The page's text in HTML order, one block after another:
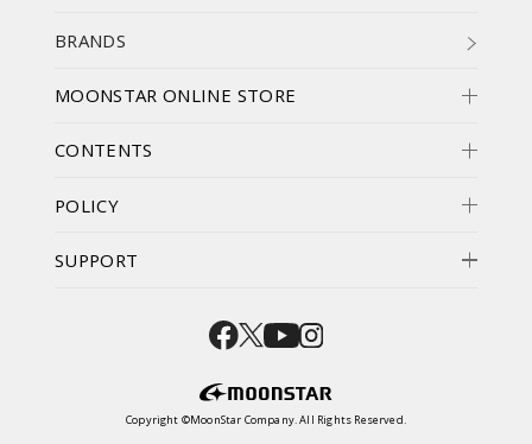
BRANDS
MOONSTAR ONLINE STORE
CONTENTS
POLICY
SUPPORT
Copyright ©MoonStar Company. All Rights Reserved.